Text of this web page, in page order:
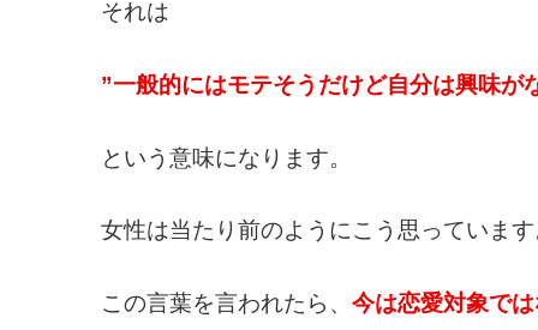
それは
”一般的にはモテそうだけど自分は興味が
という意味になります。
女性は当たり前のようにこう思っていま
この言葉を言われたら、 今は恋愛対象で